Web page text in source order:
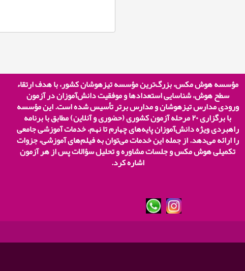
مؤسسه هوش مکس، بزرگ‌ترین مؤسسه تیزهوشان کشور، با هدف ارتقاء
سطح هوش، شناسایی استعدادها و موفقیت دانش‌آموزان در آزمون
ورودی مدارس تیزهوشان و مدارس برتر تأسیس شده است. این مؤسسه
با برگزاری۲۰مرحله آزمون کشوری (حضوری و آنلاین) مطابق با برنامه
راهبردی ویژه دانش‌آموزان پایه‌های چهارم تا نهم، خدمات آموزشی جامعی
را ارائه می‌دهد. از جمله این خدمات می‌توان به فیلم‌های آموزشی، جزوات
تکمیلی هوش مکس و جلسات مشاوره و تحلیل سؤالات پس از هر آزمون
اشاره کرد.